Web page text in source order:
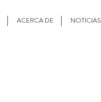
ACERCA DE NOTICIAS